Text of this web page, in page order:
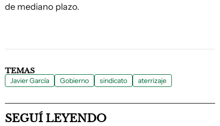
de mediano plazo.
TEMAS
Javier García Gobierno sindicato aterrizaje
SEGUÍ LEYENDO